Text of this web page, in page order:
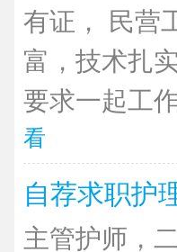
有证， 民营
富，技术扎
要求一起工
看
自荐求职护
主管护师，